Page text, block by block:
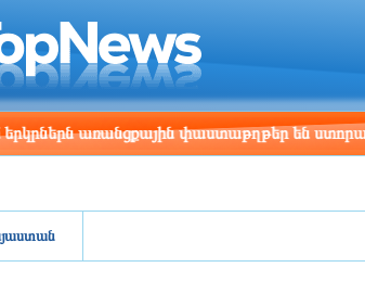
Beijing
16:19
փաստաթղթեր են ստորագրել